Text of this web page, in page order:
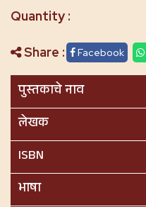
Share : Facebook
पुस्तकाचे नाव
लेखक
ISBN
भाषा